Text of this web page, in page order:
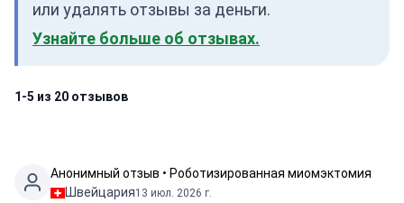
или удалять отзывы за деньги.
Узнайте больше об отзывах.
1-5 из 20 отзывов
Анонимный отзыв • Роботизированная миомэктомия
Швейцария13 июл. 2026 г.